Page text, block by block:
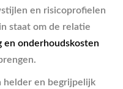
en risicoprofielen
staat om de relatie
en onderhoudskosten
helder en begrijpelijk